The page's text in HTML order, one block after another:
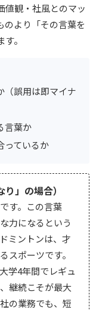
値観・社風とのマッ
のより「その言葉を
。
（誤用は即マイナ
言葉か
っているか
」の場合）
す。この言葉
力になるという
ミントンは、才
スポーツです。
学4年間でレギュ
継続こそが最大
の業務でも、短